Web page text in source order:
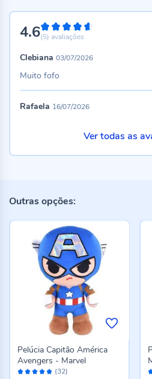
4.692%
(5) avaliações
Clebiana 03/07/2026
Muito fofo
Rafaela 16/07/2026
Ver todas as
Outras opções:
Avaliação: (32)
Pelúcia Capitão América
Avengers - Marvel